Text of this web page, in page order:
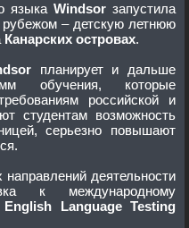
языка Windsor запустила
рубежом – детскую летнюю
Канарских островах.
планирует и дальше
обучения, которые
студентам возможность
серьезно повышают
к международному